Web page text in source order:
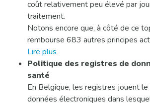
coût relativement peu élevé par
traitement.
Notons encore que, à côté de ce
rembourse 683 autres principes
Lire plus
Politique des registres de
santé
En Belgique, les registres jouent
données électroniques dans